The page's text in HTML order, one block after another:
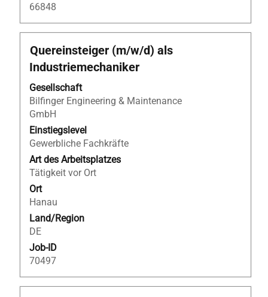
66848
Stellenbezeichnung
Quereinsteiger (m/w/d) als
Industriemechaniker
Gesellschaft
Bilfinger Engineering & Maintenance
GmbH
Einstiegslevel
Gewerbliche Fachkräfte
Art des Arbeitsplatzes
Tätigkeit vor Ort
Ort
Hanau
Land/Region
DE
Job-ID
70497
Drücken
Sie
die
Leertaste,
um
die
Stelleninformationen
vollständig
anzuzeigen.